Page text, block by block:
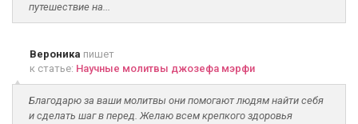
путешествие на...
Вероника пишет
к статье: Научные молитвы джозефа мэрфи
Благодарю за ваши молитвы они помогают людям найти себя
и сделать шаг в перед. Желаю всем крепкого здоровья